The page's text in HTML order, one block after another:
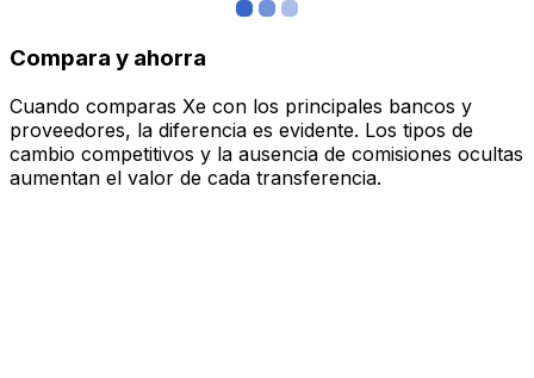
Compara y ahorra
Cuando comparas Xe con los principales bancos y
proveedores, la diferencia es evidente. Los tipos de
cambio competitivos y la ausencia de comisiones ocultas
aumentan el valor de cada transferencia.